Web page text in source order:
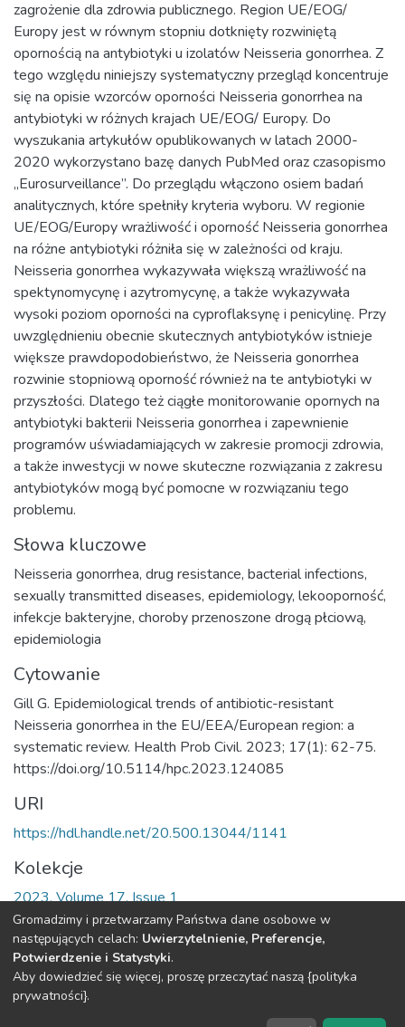
zagrożenie dla zdrowia publicznego. Region UE/EOG/
Europy jest w równym stopniu dotknięty rozwiniętą
opornością na antybiotyki u izolatów Neisseria gonorrhea. Z
tego względu niniejszy systematyczny przegląd koncentruje
się na opisie wzorców oporności Neisseria gonorrhea na
antybiotyki w różnych krajach UE/EOG/ Europy. Do
wyszukania artykułów opublikowanych w latach 2000-
2020 wykorzystano bazę danych PubMed oraz czasopismo
„Eurosurveillance”. Do przeglądu włączono osiem badań
analitycznych, które spełniły kryteria wyboru. W regionie
UE/EOG/Europy wrażliwość i oporność Neisseria gonorrhea
na różne antybiotyki różniła się w zależności od kraju.
Neisseria gonorrhea wykazywała większą wrażliwość na
spektynomycynę i azytromycynę, a także wykazywała
wysoki poziom oporności na cyproflaksynę i penicylinę. Przy
uwzględnieniu obecnie skutecznych antybiotyków istnieje
większe prawdopodobieństwo, że Neisseria gonorrhea
rozwinie stopniową oporność również na te antybiotyki w
przyszłości. Dlatego też ciągłe monitorowanie opornych na
antybiotyki bakterii Neisseria gonorrhea i zapewnienie
programów uświadamiających w zakresie promocji zdrowia,
a także inwestycji w nowe skuteczne rozwiązania z zakresu
antybiotyków mogą być pomocne w rozwiązaniu tego
problemu.
Słowa kluczowe
Neisseria gonorrhea, drug resistance, bacterial infections,
sexually transmitted diseases, epidemiology, lekooporność,
infekcje bakteryjne, choroby przenoszone drogą płciową,
epidemiologia
Cytowanie
Gill G. Epidemiological trends of antibiotic-resistant
Neisseria gonorrhea in the EU/EEA/European region: a
systematic review. Health Prob Civil. 2023; 17(1): 62-75.
https://doi.org/10.5114/hpc.2023.124085
URI
https://hdl.handle.net/20.500.13044/1141
Kolekcje
2023, Volume 17, Issue 1
Cała strona rekordu
DSpace software
Gromadzimy i przetwarzamy Państwa dane osobowe w
następujących celach: Uwierzytelnienie, Preferencje,
Potwierdzenie i Statystyki.
Aby dowiedzieć się więcej, proszę przeczytać naszą {polityka
prywatności}.